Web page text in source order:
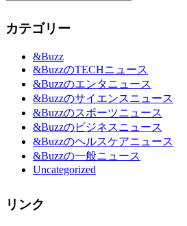
カテゴリー
&Buzz
&BuzzのTECHニュース
&Buzzのエンタニュース
&Buzzのサイエンスニュース
&Buzzのスポーツニュース
&Buzzのビジネスニュース
&Buzzのヘルスケアニュース
&Buzzの一般ニュース
Uncategorized
リンク